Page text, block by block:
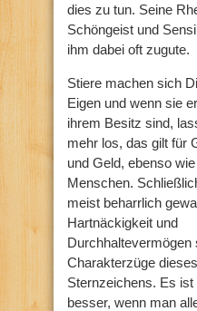
dies zu tun. Seine
Schöngeist und
ihm dabei oft zugute.
Stiere machen sich
Eigen und wenn sie
ihrem Besitz sind,
mehr los, das gilt für
und Geld, ebenso
Menschen.
meist beharrlich
Hartnäckigkeit und
Durchhaltevermögen
Charakterzüge dieses
Sternzeichens. Es
besser, wenn man